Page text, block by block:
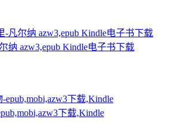
-凡尔纳 azw3,epub Kindle电子书下载
纳 azw3,epub Kindle电子书下载
下载,Kindle